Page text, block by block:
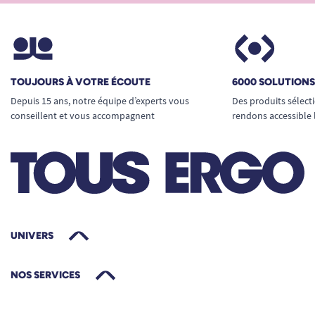
TOUJOURS À VOTRE ÉCOUTE
Depuis 15 ans, notre équipe d’experts vous
conseillent et vous accompagnent
6000
Des produits
rendons
UNIVERS
NOS SERVICES